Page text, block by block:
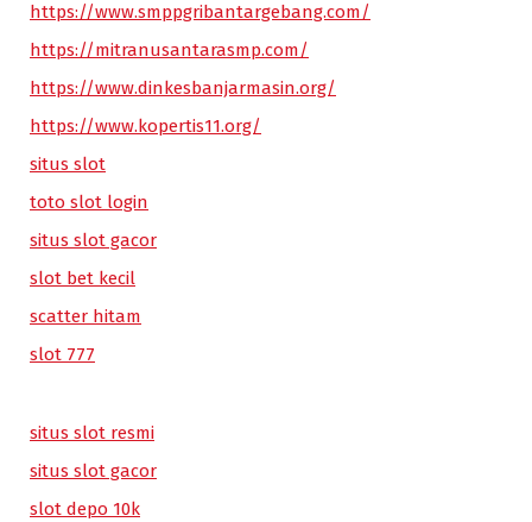
https://www.smppgribantargebang.com/
https://mitranusantarasmp.com/
https://www.dinkesbanjarmasin.org/
https://www.kopertis11.org/
situs slot
toto slot login
situs slot gacor
slot bet kecil
scatter hitam
slot 777
situs slot resmi
situs slot gacor
slot depo 10k